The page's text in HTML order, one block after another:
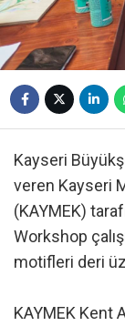
Kayseri
veren Kayseri
(KAYMEK)
Workshop
motifleri deri
KAYMEK Kent